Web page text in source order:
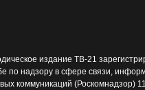
издание ТВ-21
по надзору в сфере связи,
коммуникаций (Роскомнадзор)